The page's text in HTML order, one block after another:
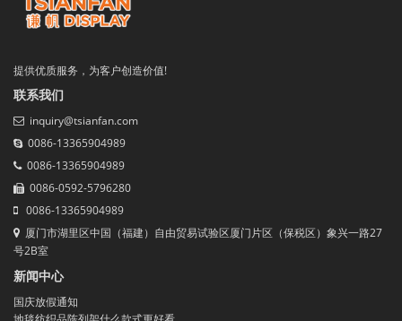
提供优质服务，为客户创造价值!
联系我们
inquiry@tsianfan.com
0086-13365904989
0086-13365904989
0086-0592-5796280
0086-13365904989
厦门市湖里区中国（福建）自由贸易试验区厦门片区（保税区）象兴一路27
号2B室
新闻中心
国庆放假通知